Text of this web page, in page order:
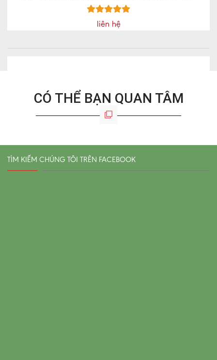
liên hệ
CÓ THỂ BẠN QUAN TÂM
TÌM KIẾM CHÚNG TÔI TRÊN FACEBOOK